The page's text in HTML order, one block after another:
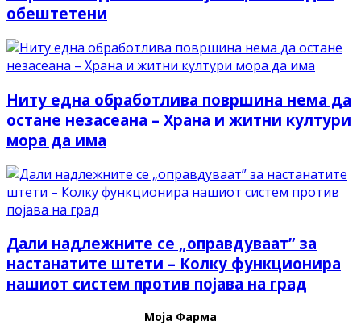
обештетени
Ниту една обработлива површина нема да
остане незасеана – Храна и житни култури
мора да има
Дали надлежните се „оправдуваат” за
настанатите штети – Колку функционирa
нашиот систем против појава на град
Моја Фарма